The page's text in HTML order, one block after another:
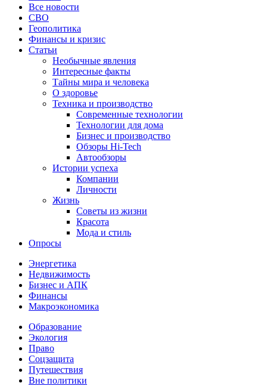
Все новости
СВО
Геополитика
Финансы и кризис
Статьи
Необычные явления
Интересные факты
Тайны мира и человека
О здоровье
Техника и производство
Современные технологии
Технологии для дома
Бизнес и производство
Обзоры Hi-Tech
Автообзоры
Истории успеха
Компании
Личности
Жизнь
Советы из жизни
Красота
Мода и стиль
Опросы
Энергетика
Недвижимость
Бизнес и АПК
Финансы
Макроэкономика
Образование
Экология
Право
Соцзащита
Путешествия
Вне политики